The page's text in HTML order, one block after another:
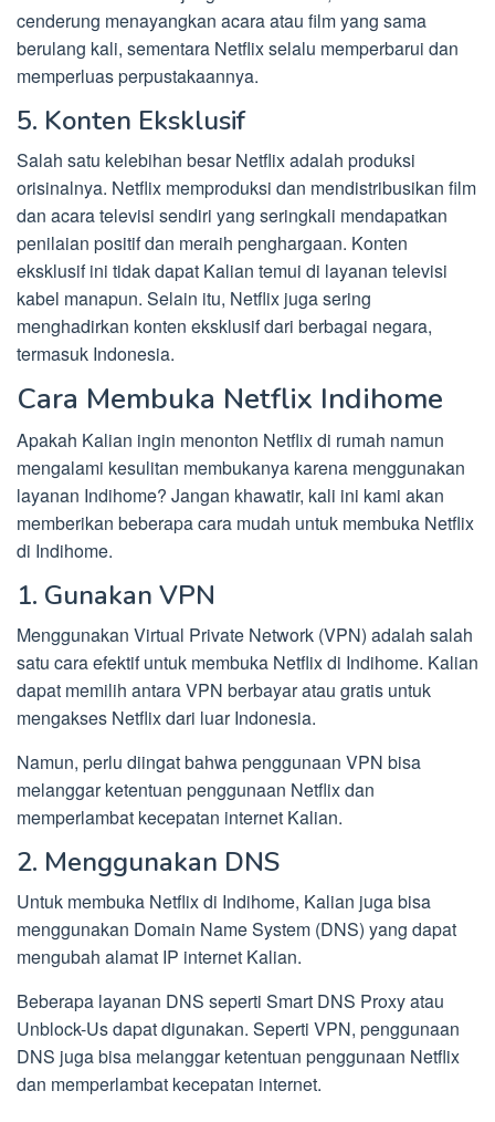
cenderung menayangkan acara atau film yang sama
berulang kali, sementara Netflix selalu memperbarui dan
memperluas perpustakaannya.
5. Konten Eksklusif
Salah satu kelebihan besar Netflix adalah produksi
orisinalnya. Netflix memproduksi dan mendistribusikan film
dan acara televisi sendiri yang seringkali mendapatkan
penilaian positif dan meraih penghargaan. Konten
eksklusif ini tidak dapat Kalian temui di layanan televisi
kabel manapun. Selain itu, Netflix juga sering
menghadirkan konten eksklusif dari berbagai negara,
termasuk Indonesia.
Cara Membuka Netflix Indihome
Apakah Kalian ingin menonton Netflix di rumah namun
mengalami kesulitan membukanya karena menggunakan
layanan Indihome? Jangan khawatir, kali ini kami akan
memberikan beberapa cara mudah untuk membuka Netflix
di Indihome.
1. Gunakan VPN
Menggunakan Virtual Private Network (VPN) adalah salah
satu cara efektif untuk membuka Netflix di Indihome. Kalian
dapat memilih antara VPN berbayar atau gratis untuk
mengakses Netflix dari luar Indonesia.
Namun, perlu diingat bahwa penggunaan VPN bisa
melanggar ketentuan penggunaan Netflix dan
memperlambat kecepatan internet Kalian.
2. Menggunakan DNS
Untuk membuka Netflix di Indihome, Kalian juga bisa
menggunakan Domain Name System (DNS) yang dapat
mengubah alamat IP internet Kalian.
Beberapa layanan DNS seperti Smart DNS Proxy atau
Unblock-Us dapat digunakan. Seperti VPN, penggunaan
DNS juga bisa melanggar ketentuan penggunaan Netflix
dan memperlambat kecepatan internet.